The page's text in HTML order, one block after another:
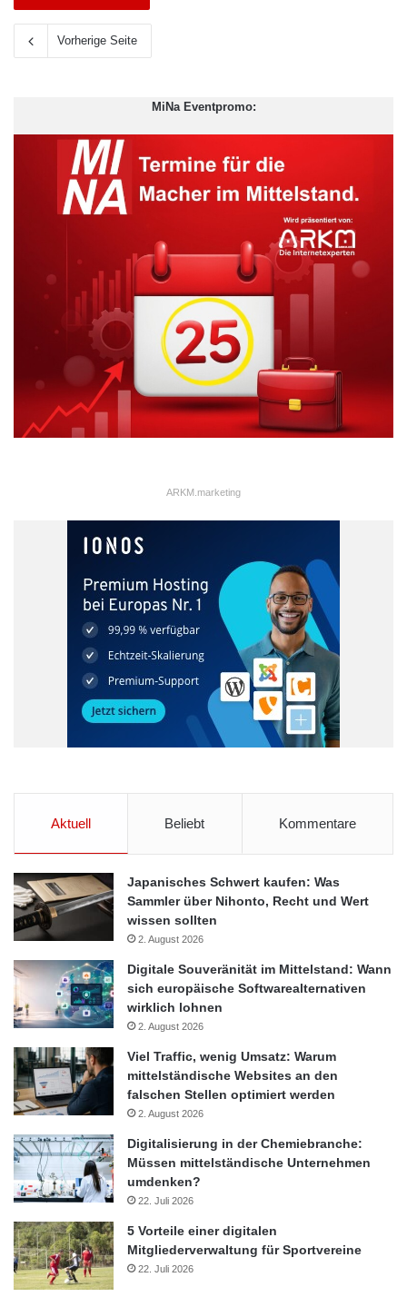
Vorherige Seite
MiNa Eventpromo:
ARKM.marketing
Aktuell Beliebt Kommentare
Japanisches Schwert kaufen: Was
Sammler über Nihonto, Recht und Wert
wissen sollten
2. August 2026
Digitale Souveränität im Mittelstand: Wann
sich europäische Softwarealternativen
wirklich lohnen
2. August 2026
Viel Traffic, wenig Umsatz: Warum
mittelständische Websites an den
falschen Stellen optimiert werden
2. August 2026
Digitalisierung in der Chemiebranche:
Müssen mittelständische Unternehmen
umdenken?
22. Juli 2026
5 Vorteile einer digitalen
Mitgliederverwaltung für Sportvereine
22. Juli 2026